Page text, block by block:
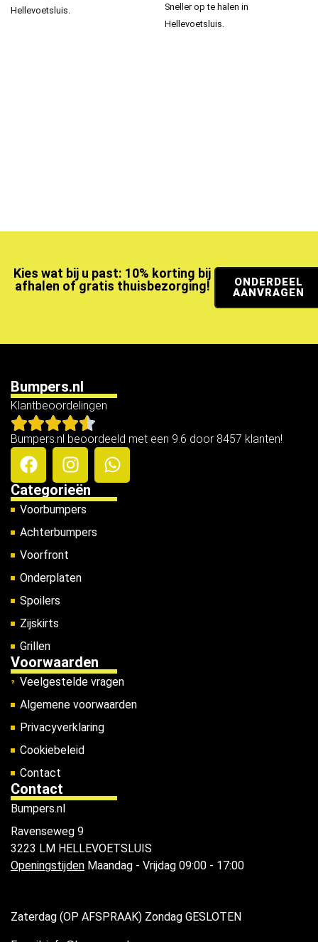
Hellevoetsluis.
Sneller op te halen in
Hellevoetsluis.
Kies wat bij u past: 10% korting bij
afhalen of gratis thuisbezorging!
ONDERDEEL
AANVRAGEN
Bumpers.nl
Klantbeoordelingen
Bumpers.nl beoordeeld met een 9.6 door 8457 klanten!
Categorieën
Voorbumpers
Achterbumpers
Voorfront
Onderplaten
Spoilers
Zijskirts
Grillen
Voorwaarden
Veelgestelde vragen
Algemene voorwaarden
Privacyverklaring
Cookiebeleid
Contact
Contact
Bumpers.nl
Ravenseweg 9
3223 LM HELLEVOETSLUIS
Openingstijden Maandag - Vrijdag 09:00 - 17:00
Zaterdag (OP AFSPRAAK) Zondag GESLOTEN